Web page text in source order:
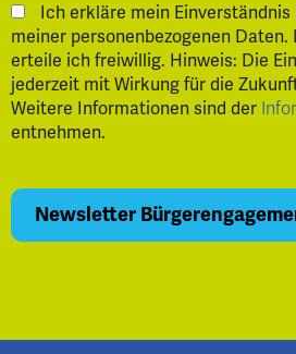
Ich erkläre mein
meiner personenbezogenen Daten.
erteile ich freiwillig. Hinweis: Die
jederzeit mit Wirkung für die
Weitere Informationen sind der
entnehmen.